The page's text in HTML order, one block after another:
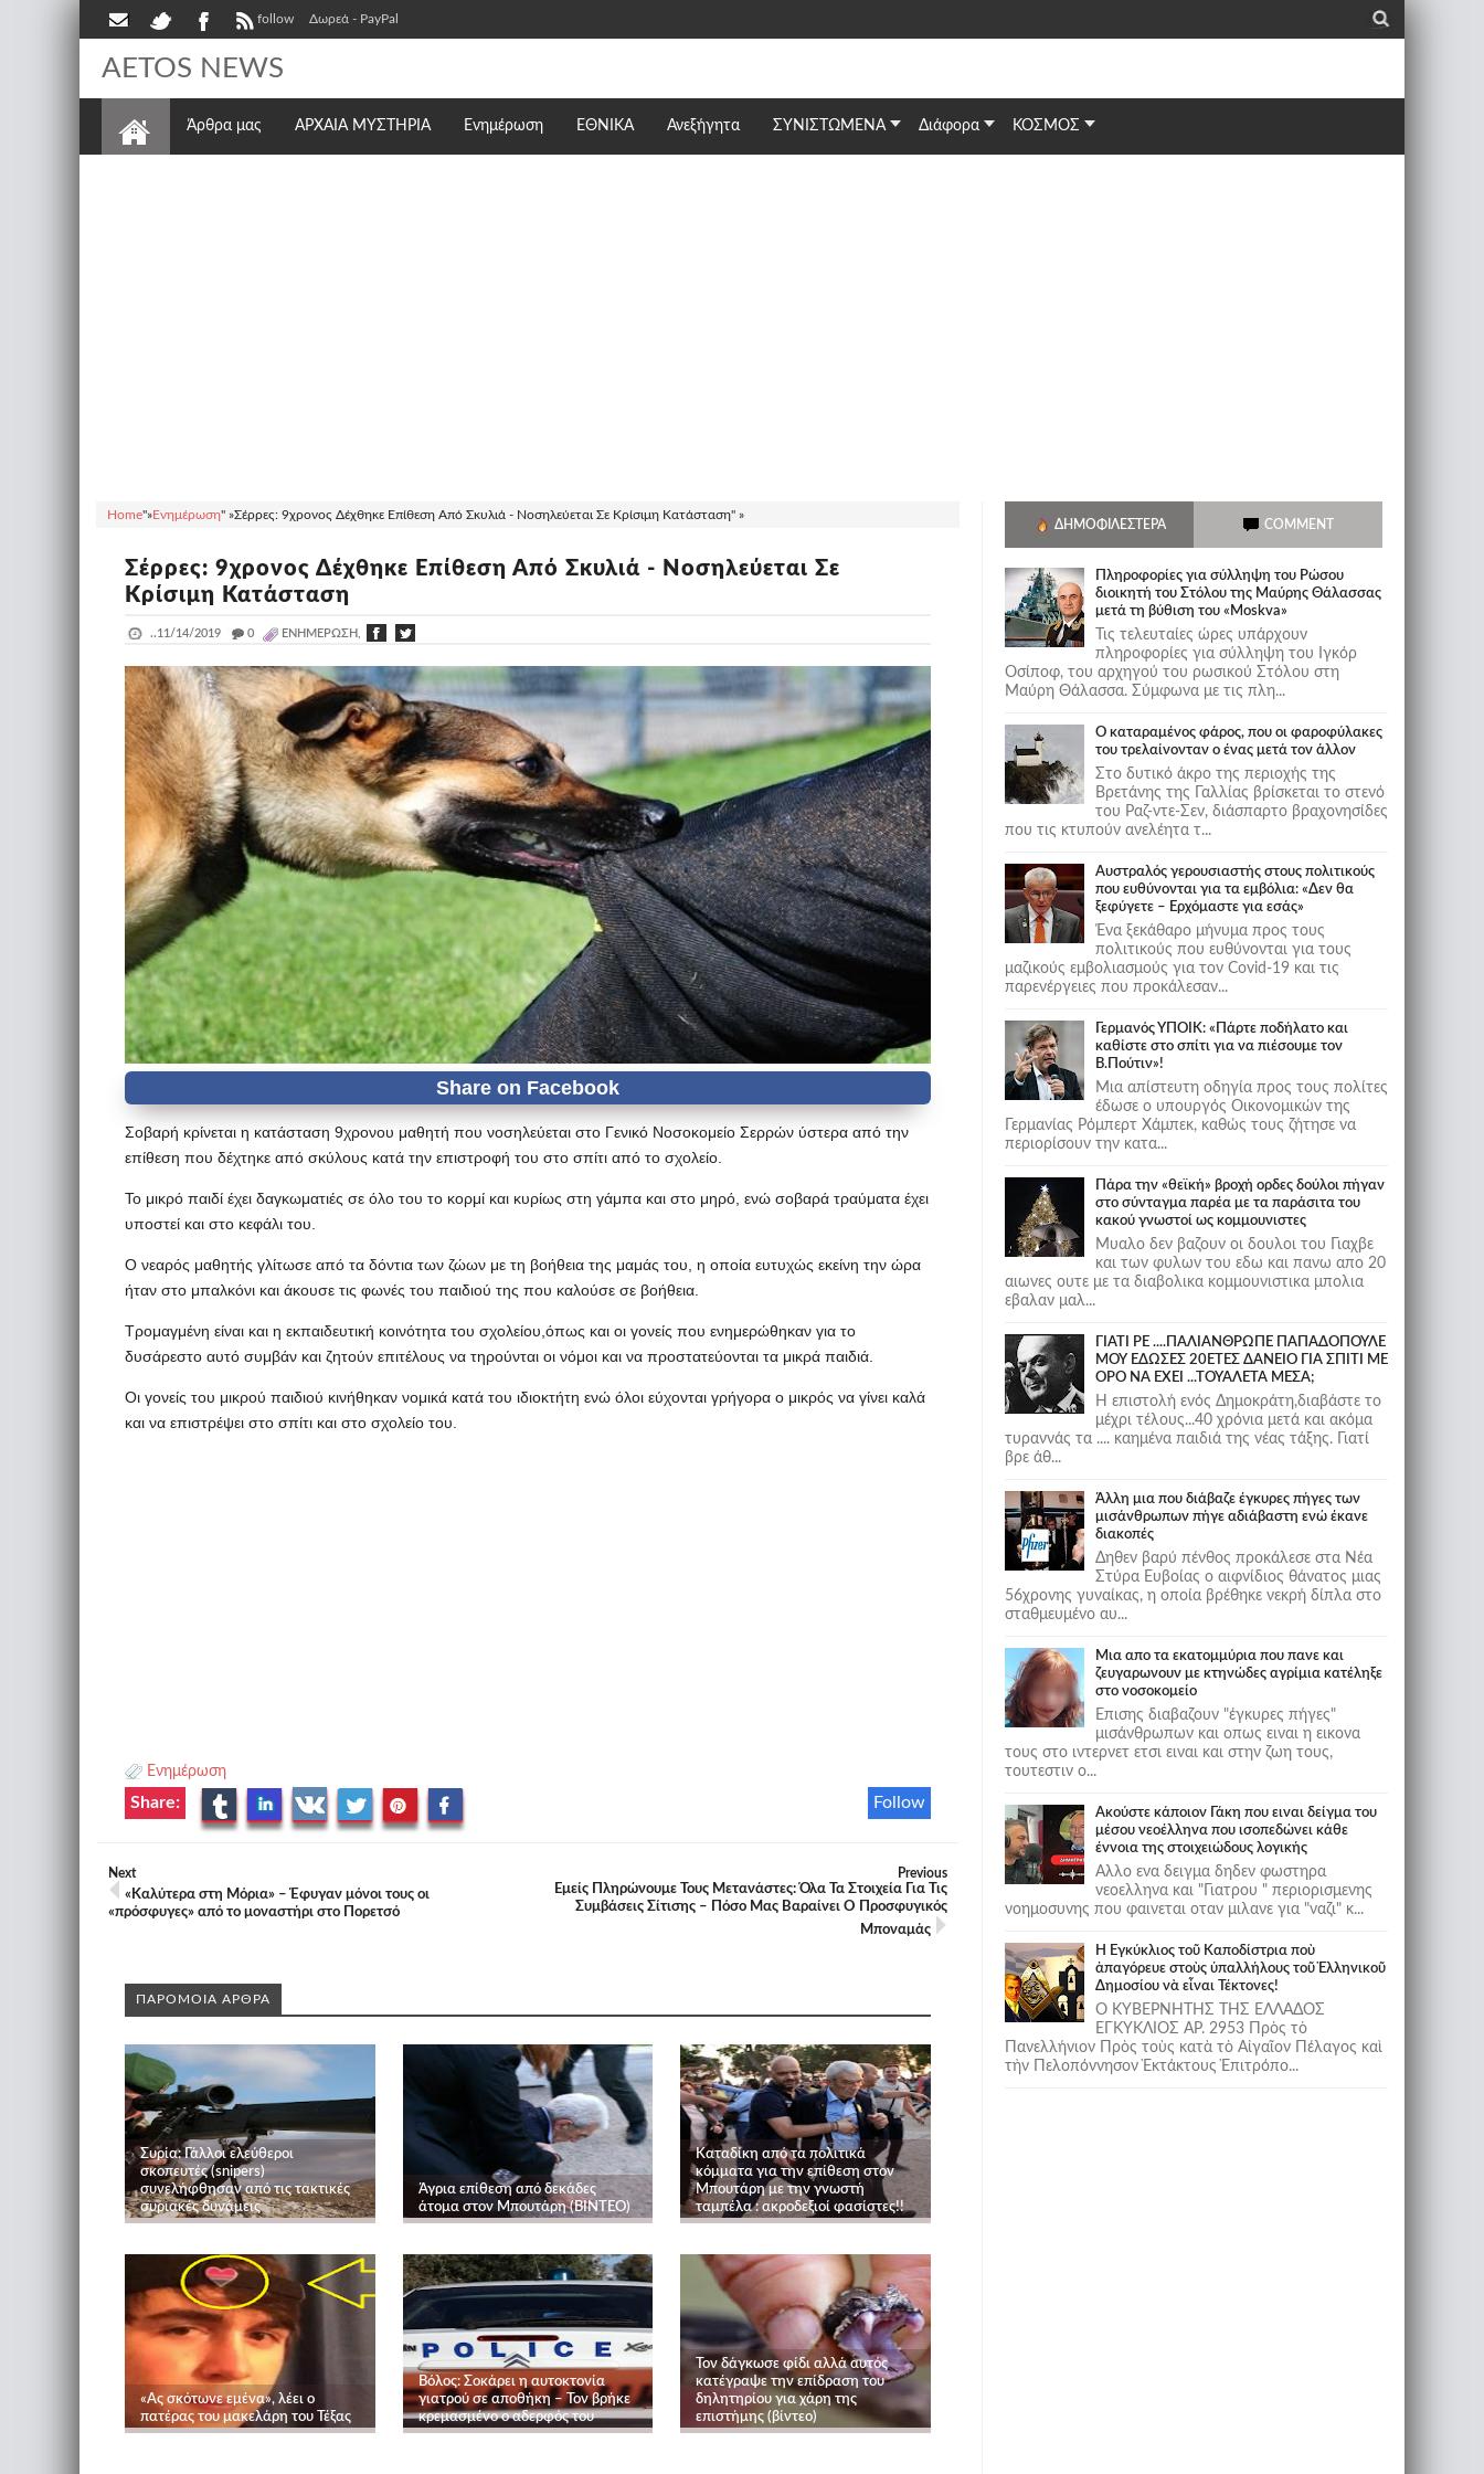
follow Δωρεά - PayPal _
AETOS NEWS
Άρθρα μας ΑΡΧΑΙΑ ΜΥΣΤΗΡΙΑ Ενημέρωση ΕΘΝΙΚΆ Ανεξήγητα ΣΥΝΙΣΤΩΜΕΝΑ Διάφορα ΚΟΣΜΟΣ
Home"»Ενημέρωση" »Σέρρες: 9χρονος Δέχθηκε Επίθεση Από Σκυλιά - Νοσηλεύεται Σε Κρίσιμη Κατάσταση" »
Σέρρες: 9χρονος Δέχθηκε Επίθεση Από Σκυλιά - Νοσηλεύεται Σε
Κρίσιμη Κατάσταση
..11/14/2019 _ 0 ΕΝΗΜΈΡΩΣΗ,
Σοβαρή κρίνεται η κατάσταση 9χρονου μαθητή που νοσηλεύεται στο Γενικό Νοσοκομείο Σερρών ύστερα από την
επίθεση που δέχτηκε από σκύλους κατά την επιστροφή του στο σπίτι από το σχολείο.
Το μικρό παιδί έχει δαγκωματιές σε όλο του το κορμί και κυρίως στη γάμπα και στο μηρό, ενώ σοβαρά τραύματα έχει
υποστεί και στο κεφάλι του.
Ο νεαρός μαθητής γλίτωσε από τα δόντια των ζώων με τη βοήθεια της μαμάς του, η οποία ευτυχώς εκείνη την ώρα
ήταν στο μπαλκόνι και άκουσε τις φωνές του παιδιού της που καλούσε σε βοήθεια.
Τρομαγμένη είναι και η εκπαιδευτική κοινότητα του σχολείου,όπως και οι γονείς που ενημερώθηκαν για το
δυσάρεστο αυτό συμβάν και ζητούν επιτέλους να τηρούνται οι νόμοι και να προστατεύονται τα μικρά παιδιά.
Οι γονείς του μικρού παιδιού κινήθηκαν νομικά κατά του ιδιοκτήτη ενώ όλοι εύχονται γρήγορα ο μικρός να γίνει καλά
και να επιστρέψει στο σπίτι και στο σχολείο του.
Ενημέρωση
Follow
Share:
Next
«Καλύτερα στη Μόρια» – Έφυγαν μόνοι τους οι
«πρόσφυγες» από το μοναστήρι στο Πορετσό
Previous
Εμείς Πληρώνουμε Τους Μετανάστες: Όλα Τα Στοιχεία Για Τις
Συμβάσεις Σίτισης – Πόσο Μας Βαραίνει Ο Προσφυγικός
Μποναμάς
ΠΑΡΟΜΟΙΑ ΑΡΘΡΑ
Συρία: Γάλλοι ελεύθεροι
σκοπευτές (snipers)
συνελήφθησαν από τις τακτικές
συριακές δυνάμεις
Άγρια επίθεση από δεκάδες
άτομα στον Μπουτάρη (ΒΙΝΤΕΟ)
Καταδίκη από τα πολιτικά
κόμματα για την επίθεση στον
Μπουτάρη με την γνωστή
ταμπέλα : ακροδεξιοί φασίστες!!
«Ας σκότωνε εμένα», λέει ο
πατέρας του μακελάρη του Τέξας
Βόλος: Σοκάρει η αυτοκτονία
γιατρού σε αποθήκη – Τον βρήκε
κρεμασμένο ο αδερφός του
Τον δάγκωσε φίδι αλλά αυτός
κατέγραψε την επίδραση του
δηλητηρίου για χάρη της
επιστήμης (βίντεο)
ΔΗΜΟΦΙΛΈΣΤΕΡΑ COMMENT
Πληροφορίες για σύλληψη του Ρώσου
διοικητή του Στόλου της Mαύρης Θάλασσας
μετά τη βύθιση του «Moskva»
Τις τελευταίες ώρες υπάρχουν
πληροφορίες για σύλληψη του Ιγκόρ
Οσίποφ, του αρχηγού του ρωσικού Στόλου στη
Μαύρη Θάλασσα. Σύμφωνα με τις πλη...
Ο καταραμένος φάρος, που οι φαροφύλακες
του τρελαίνονταν ο ένας μετά τον άλλον
Στο δυτικό άκρο της περιοχής της
Βρετάνης της Γαλλίας βρίσκεται το στενό
του Ραζ-ντε-Σεν, διάσπαρτο βραχονησίδες
που τις κτυπούν ανελέητα τ...
Αυστραλός γερουσιαστής στους πολιτικούς
που ευθύνονται για τα εμβόλια: «Δεν θα
ξεφύγετε – Ερχόμαστε για εσάς»
Ένα ξεκάθαρο μήνυμα προς τους
πολιτικούς που ευθύνονται για τους
μαζικούς εμβολιασμούς για τον Covid-19 και τις
παρενέργειες που προκάλεσαν...
Γερμανός ΥΠΟΙΚ: «Πάρτε ποδήλατο και
καθίστε στο σπίτι για να πιέσουμε τον
Β.Πούτιν»!
Μια απίστευτη οδηγία προς τους πολίτες
έδωσε ο υπουργός Οικονομικών της
Γερμανίας Ρόμπερτ Χάμπεκ, καθώς τους ζήτησε να
περιορίσουν την κατα...
Πάρα την «θεϊκή» βροχή ορδες δούλοι πήγαν
στο σύνταγμα παρέα με τα παράσιτα του
κακού γνωστοί ως κομμουνιστες
Μυαλο δεν βαζουν οι δουλοι του Γιαχβε
και των φυλων του εδω και πανω απο 20
αιωνες ουτε με τα διαβολικα κομμουνιστικα μπολια
εβαλαν μαλ...
ΓΙΑΤΙ ΡΕ ....ΠΑΛΙΑΝΘΡΩΠΕ ΠΑΠΑΔΟΠΟΥΛΕ
ΜΟΥ ΕΔΩΣΕΣ 20ΕΤΕΣ ΔΑΝΕΙΟ ΓΙΑ ΣΠΙΤΙ ΜΕ
ΟΡΟ ΝΑ ΕΧΕΙ ...ΤΟΥΑΛΕΤΑ ΜΕΣΑ;
Η επιστολή ενός Δημοκράτη,διαβάστε το
μέχρι τέλους...40 χρόνια μετά και ακόμα
τυραννάς τα .... καημένα παιδιά της νέας τάξης. Γιατί
βρε άθ...
Άλλη μια που διάβαζε έγκυρες πήγες των
μισάνθρωπων πήγε αδιάβαστη ενώ έκανε
διακοπές
Δηθεν βαρύ πένθος προκάλεσε στα Νέα
Στύρα Ευβοίας ο αιφνίδιος θάνατος μιας
56χρονης γυναίκας, η οποία βρέθηκε νεκρή δίπλα στο
σταθμευμένο αυ...
Μια απο τα εκατομμύρια που πανε και
ζευγαρωνουν με κτηνώδες αγρίμια κατέληξε
στο νοσοκομείο
Επισης διαβαζουν "έγκυρες πήγες"
μισάνθρωπων και οπως ειναι η εικονα
τους στο ιντερνετ ετσι ειναι και στην ζωη τους,
τουτεστιν ο...
Ακούστε κάποιον Γάκη που ειναι δείγμα του
μέσου νεοέλληνα που ισοπεδώνει κάθε
έννοια της στοιχειώδους λογικής
Αλλο ενα δειγμα δηδεν φωστηρα
νεοελληνα και "Γιατρου " περιορισμενης
νοημοσυνης που φαινεται οταν μιλανε για "ναζι" κ...
Ἡ Ἐγκύκλιος τοῦ Καποδίστρια ποὺ
ἀπαγόρευε στοὺς ὑπαλλήλους τοῦ Ἑλληνικοῦ
Δημοσίου νὰ εἶναι Τέκτονες!
Ο ΚΥΒΕΡΝΗΤΗΣ ΤΗΣ ΕΛΛΑΔΟΣ
ΕΓΚΥΚΛΙΟΣ ΑΡ. 2953 Πρὸς τὸ
Πανελλήνιον Πρὸς τοὺς κατὰ τὸ Αἰγαῖον Πέλαγος καὶ
τὴν Πελοπόννησον Ἐκτάκτους Ἐπιτρόπο...